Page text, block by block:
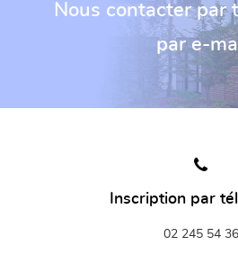
Nous contacter par
par e-
Inscription par
02 245 54 36